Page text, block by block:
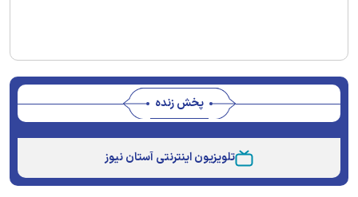
پخش زنده
تلویزیون اینترنتی آستان نیوز